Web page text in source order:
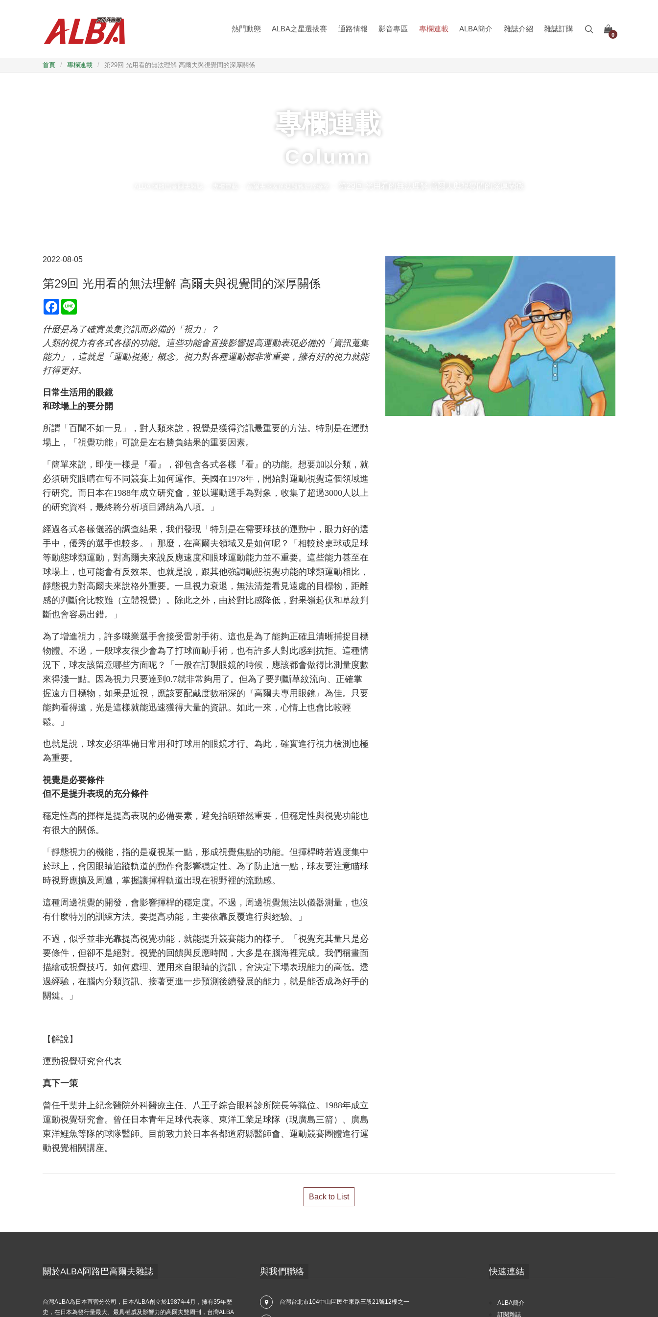
熱門動態 ALBA之星選拔賽 通路情報 影音專區 專欄連載 ALBA簡介 雜誌介紹 雜誌訂購
0
首頁 / 專欄連載 / 第29回 光用看的無法理解 高爾夫與視覺間的深厚關係
專欄連載
Column
第29回 光用看的無法理解 高爾夫與視覺間的深厚關係
2022-08-05
第29回 光用看的無法理解 高爾夫與視覺間的深厚關係
Facebook
什麼是為了確實蒐集資訊而必備的「視力」？
人類的視力有各式各樣的功能。這些功能會直接影響提高運動表現必備的「資訊蒐集
能力」，這就是「運動視覺」概念。視力對各種運動都非常重要，擁有好的視力就能
打得更好。
日常生活用的眼鏡
和球場上的要分開
所謂「百聞不如一見」，對人類來說，視覺是獲得資訊最重要的方法。特別是在運動
場上，「視覺功能」可說是左右勝負結果的重要因素。
「簡單來說，即使一樣是『看』，卻包含各式各樣『看』的功能。想要加以分類，就
必須研究眼睛在每不同競賽上如何運作。美國在1978年，開始對運動視覺這個領域進
行研究。而日本在1988年成立研究會，並以運動選手為對象，收集了超過3000人以上
的研究資料，最終將分析項目歸納為八項。」
經過各式各樣儀器的調查結果，我們發現「特別是在需要球技的運動中，眼力好的選
手中，優秀的選手也較多。」那麼，在高爾夫領域又是如何呢？「相較於桌球或足球
等動態球類運動，對高爾夫來說反應速度和眼球運動能力並不重要。這些能力甚至在
球場上，也可能會有反效果。也就是說，跟其他強調動態視覺功能的球類運動相比，
靜態視力對高爾夫來說格外重要。一旦視力衰退，無法清楚看見遠處的目標物，距離
感的判斷會比較難（立體視覺）。除此之外，由於對比感降低，對果嶺起伏和草紋判
斷也會容易出錯。」
為了增進視力，許多職業選手會接受雷射手術。這也是為了能夠正確且清晰捕捉目標
物體。不過，一般球友很少會為了打球而動手術，也有許多人對此感到抗拒。這種情
況下，球友該留意哪些方面呢？「一般在訂製眼鏡的時候，應該都會做得比測量度數
來得淺一點。因為視力只要達到0.7就非常夠用了。但為了要判斷草紋流向、正確掌
握遠方目標物，如果是近視，應該要配戴度數稍深的『高爾夫專用眼鏡』為佳。只要
能夠看得遠，光是這樣就能迅速獲得大量的資訊。如此一來，心情上也會比較輕
鬆。」
也就是說，球友必須準備日常用和打球用的眼鏡才行。為此，確實進行視力檢測也極
為重要。
視覺是必要條件
但不是提升表現的充分條件
穩定性高的揮桿是提高表現的必備要素，避免抬頭雖然重要，但穩定性與視覺功能也
有很大的關係。
「靜態視力的機能，指的是凝視某一點，形成視覺焦點的功能。但揮桿時若過度集中
於球上，會因眼睛追蹤軌道的動作會影響穩定性。為了防止這一點，球友要注意瞄球
時視野應擴及周遭，掌握讓揮桿軌道出現在視野裡的流動感。
這種周邊視覺的開發，會影響揮桿的穩定度。不過，周邊視覺無法以儀器測量，也沒
有什麼特別的訓練方法。要提高功能，主要依靠反覆進行與經驗。」
不過，似乎並非光靠提高視覺功能，就能提升競賽能力的樣子。「視覺充其量只是必
要條件，但卻不是絕對。視覺的回饋與反應時間，大多是在腦海裡完成。我們稱畫面
描繪或視覺技巧。如何處理、運用來自眼睛的資訊，會決定下場表現能力的高低。透
過經驗，在腦內分類資訊、接著更進一步預測後續發展的能力，就是能否成為好手的
關鍵。」
【解說】
運動視覺研究會代表
真下一策
曾任千葉井上紀念醫院外科醫療主任、八王子綜合眼科診所院長等職位。1988年成立
運動視覺研究會。曾任日本青年足球代表隊、東洋工業足球隊（現廣島三箭）、廣島
東洋鯉魚等隊的球隊醫師。目前致力於日本各都道府縣醫師會、運動競賽團體進行運
動視覺相關講座。
Back to List
關於ALBA阿路巴高爾夫雜誌
台灣ALBA為日本直營分公司，日本ALBA創立於1987年4月，擁有35年歷
史，在日本為發行量最大、最具權威及影響力的高爾夫雙周刊，台灣ALBA
與我們聯絡
台灣台北市104中山區民生東路三段21號12樓之一
快速連結
ALBA簡介
訂閱雜誌